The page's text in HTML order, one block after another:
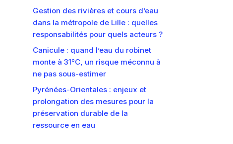
Gestion des rivières et cours d’eau
dans la métropole de Lille : quelles
responsabilités pour quels acteurs ?
Canicule : quand l’eau du robinet
monte à 31°C, un risque méconnu à
ne pas sous-estimer
Pyrénées-Orientales : enjeux et
prolongation des mesures pour la
préservation durable de la
ressource en eau